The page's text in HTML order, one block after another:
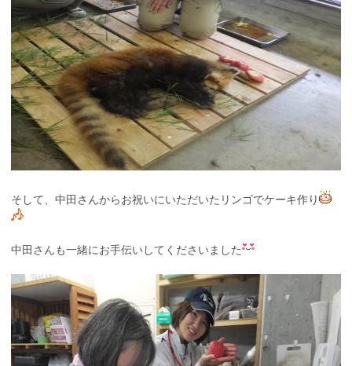
そして、中田さんからお祝いにいただいたリンゴでケーキ作り
中田さんも一緒にお手伝いしてくださいました